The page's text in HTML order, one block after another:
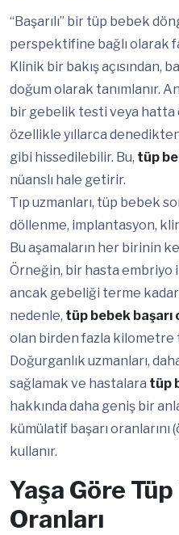
“Başarılı” bir tüp bebek
perspektifine bağlı olarak
Klinik bir bakış açısından,
doğum olarak tanımlanır.
bir gebelik testi veya hatta
özellikle yıllarca
gibi hissedilebilir. Bu, tüp
nüanslı hale getirir.
Tıp uzmanları, tüp bebek
döllenme, implantasyon,
Bu aşamaların her birinin
Örneğin, bir hasta embriyo
ancak gebeliği terme
nedenle, tüp bebek başarı
olan birden fazla kilometre
Doğurganlık uzmanları,
sağlamak ve hastalara tüp
hakkında daha geniş bir
kümülatif başarı
kullanır.
Yaşa Göre
Oranları